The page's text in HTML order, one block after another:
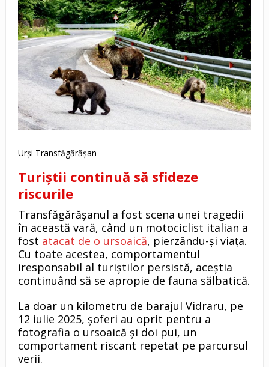
Urși Transfăgărășan
Turiștii continuă să sfideze
riscurile
Transfăgărășanul a fost scena unei tragedii
în această vară, când un motociclist italian a
fost atacat de o ursoaică, pierzându-și viața.
Cu toate acestea, comportamentul
iresponsabil al turiștilor persistă, aceștia
continuând să se apropie de fauna sălbatică.
La doar un kilometru de barajul Vidraru, pe
12 iulie 2025, șoferi au oprit pentru a
fotografia o ursoaică și doi pui, un
comportament riscant repetat pe parcursul
verii.